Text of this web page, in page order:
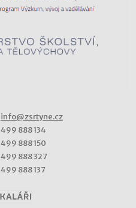
info@zsrtyne.cz
499 888 134
499 888 150
499 888 327
499 888 137